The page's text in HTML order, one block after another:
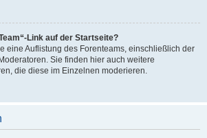
Link auf der Startseite?
eine Auflistung des Forenteams, einschließlich der
Sie finden hier auch weitere
die diese im Einzelnen moderieren.